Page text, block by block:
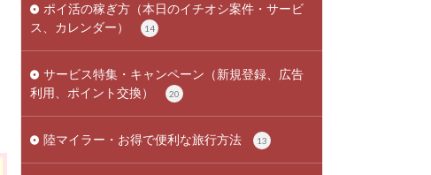
ポイ活の稼ぎ方（本日のイチオシ案件・サービ
ス、カレンダー）
14
サービス特集・キャンペーン（新規登録、広告
利用、ポイント交換）
20
陸マイラー・お得で便利な旅行方法 13